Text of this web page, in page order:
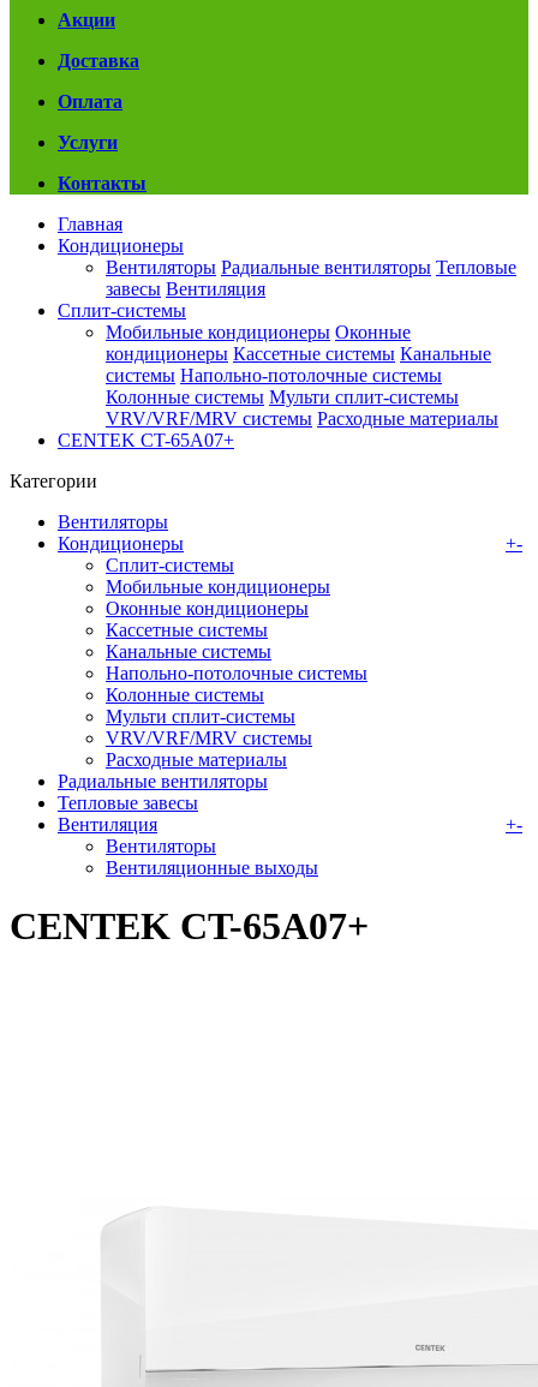
Акции
Доставка
Оплата
Услуги
Контакты
Главная
Кондиционеры
Вентиляторы Радиальные вентиляторы Тепловые
завесы Вентиляция
Сплит-системы
Мобильные кондиционеры Оконные
кондиционеры Кассетные системы Канальные
системы Напольно-потолочные системы
Колонные системы Мульти сплит-системы
VRV/VRF/MRV системы Расходные материалы
CENTEK CT-65A07+
Категории
Вентиляторы
Кондиционеры
+-
Сплит-системы
Мобильные кондиционеры
Оконные кондиционеры
Кассетные системы
Канальные системы
Напольно-потолочные системы
Колонные системы
Мульти сплит-системы
VRV/VRF/MRV системы
Расходные материалы
Радиальные вентиляторы
Тепловые завесы
Вентиляция
+-
Вентиляторы
Вентиляционные выходы
CENTEK CT-65A07+